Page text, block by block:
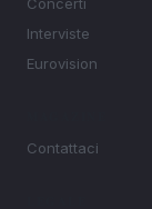
Interviste
Eurovision
Contattaci